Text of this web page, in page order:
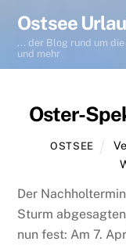
content
Ostsee
... der Blog rund um
und mehr
Oster-
OSTSEE
Der
Sturm
nun fest: Am 7.